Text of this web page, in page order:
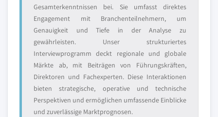
Gesamterkenntnissen bei. Sie umfasst direktes
Engagement mit Branchenteilnehmern, um
Genauigkeit und Tiefe in der Analyse zu
gewährleisten. Unser strukturiertes
Interviewprogramm deckt regionale und globale
Märkte ab, mit Beiträgen von Führungskräften,
Direktoren und Fachexperten. Diese Interaktionen
bieten strategische, operative und technische
Perspektiven und ermöglichen umfassende Einblicke
und zuverlässige Marktprognosen.